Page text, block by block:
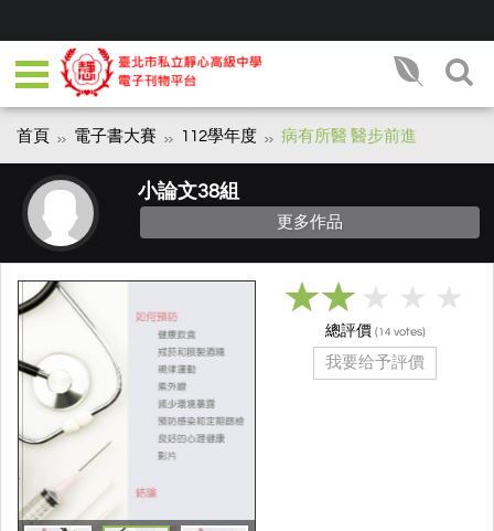
首頁 電子書大賽 112學年度 病有所醫 醫步前進
小論文38組
更多作品
總評價 (14 votes)
我要给予評價